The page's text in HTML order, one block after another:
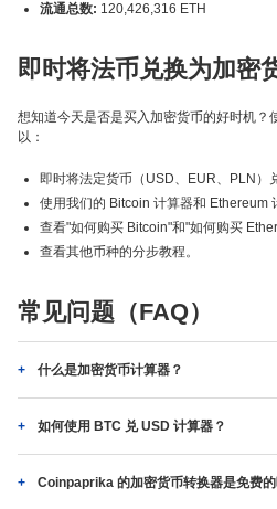
流通总数: 120,426,316 ETH
即时将法币兑换为加密
想知道今天是否是买入加密货币的好时机
以：
即时将法定货币（USD、EUR、PLN）
使用我们的 Bitcoin 计算器和 Ethereum
查看"如何购买 Bitcoin"和"如何购买
查看其他币种的分步教程。
常见问题（FAQ）
什么是加密货币计算器？
如何使用 BTC 兑 USD 计算器？
Coinpaprika 的加密货币转换器是免费的